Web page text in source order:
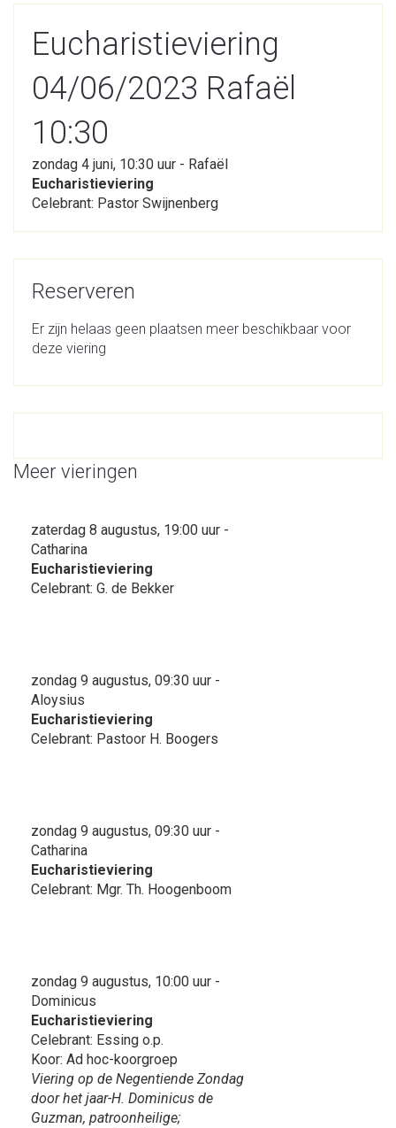
Eucharistieviering
04/06/2023 Rafaël
10:30
zondag 4 juni, 10:30 uur - Rafaël
Eucharistieviering
Celebrant: Pastor Swijnenberg
Reserveren
Er zijn helaas geen plaatsen meer beschikbaar voor
deze viering
Meer vieringen
zaterdag 8 augustus, 19:00 uur -
Catharina
Eucharistieviering
Celebrant: G. de Bekker
zondag 9 augustus, 09:30 uur -
Aloysius
Eucharistieviering
Celebrant: Pastoor H. Boogers
zondag 9 augustus, 09:30 uur -
Catharina
Eucharistieviering
Celebrant: Mgr. Th. Hoogenboom
zondag 9 augustus, 10:00 uur -
Dominicus
Eucharistieviering
Celebrant: Essing o.p.
Koor: Ad hoc-koorgroep
Viering op de Negentiende Zondag
door het jaar-H. Dominicus de
Guzman, patroonheilige;